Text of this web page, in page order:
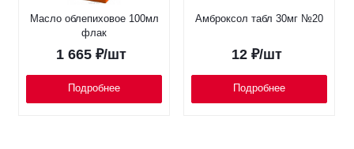
Масло облепиховое 100мл
флак
1 665 ₽/шт
Подробнее
Амброксол табл 30мг №20
12₽/шт
Подробнее